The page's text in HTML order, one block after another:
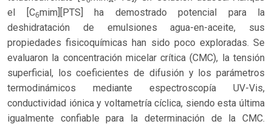
el [C6mim][PTS] ha demostrado potencial para la
deshidratación de emulsiones agua-en-aceite, sus
propiedades fisicoquímicas han sido poco exploradas. Se
evaluaron la concentración micelar crítica (CMC), la tensión
superficial, los coeficientes de difusión y los parámetros
termodinámicos mediante espectroscopía UV-Vis,
conductividad iónica y voltametría cíclica, siendo esta última
igualmente confiable para la determinación de la CMC.